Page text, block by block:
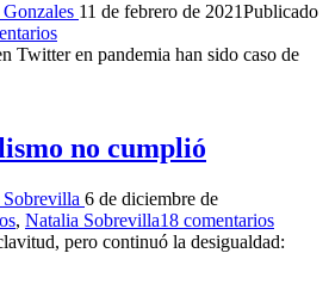
11 de febrero de 2021Publicado
Twitter en pandemia han sido caso de
no cumplió
6 de diciembre de
, Natalia Sobrevilla18 comentarios
pero continuó la desigualdad: